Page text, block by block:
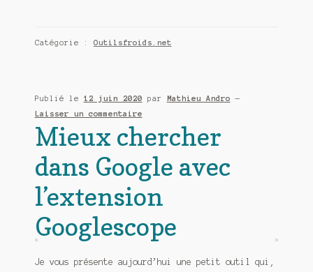
Catégorie : Outilsfroids.net
Publié le 12 juin 2020 par Mathieu Andro
—
Laisser un commentaire
Mieux chercher
dans Google avec
l’extension
Googlescope
Je vous présente aujourd’hui une petit outil qui,